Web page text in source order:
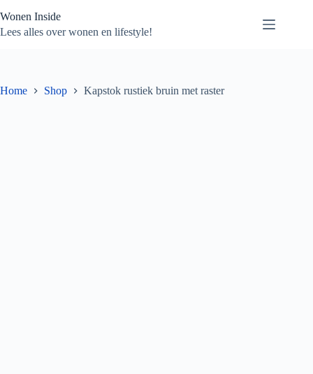
naar
de
Wonen Inside
Lees alles over wonen en lifestyle!
Home Shop Kapstok rustiek bruin met raster